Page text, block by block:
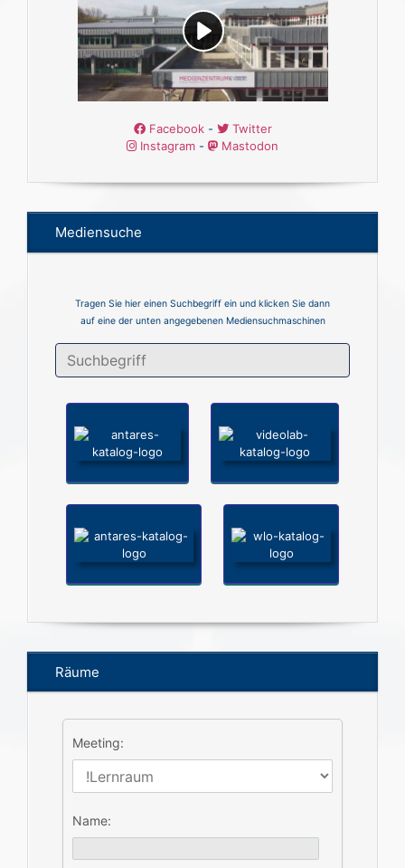
Facebook-
Twitter
Instagram - Mastodon
Mediensuche
Tragen Sie hier einen Suchbegriff ein und klicken Sie dann
auf eine der unten angegebenen Mediensuchmaschinen
Räume
Meeting:
Name: